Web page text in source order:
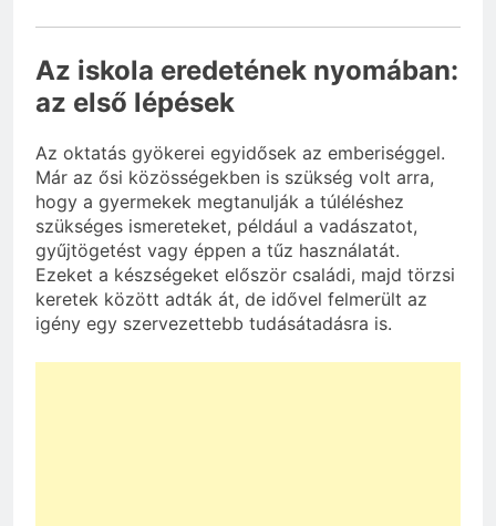
Az iskola eredetének nyomában:
az első lépések
Az oktatás gyökerei egyidősek az emberiséggel.
Már az ősi közösségekben is szükség volt arra,
hogy a gyermekek megtanulják a túléléshez
szükséges ismereteket, például a vadászatot,
gyűjtögetést vagy éppen a tűz használatát.
Ezeket a készségeket először családi, majd törzsi
keretek között adták át, de idővel felmerült az
igény egy szervezettebb tudásátadásra is.